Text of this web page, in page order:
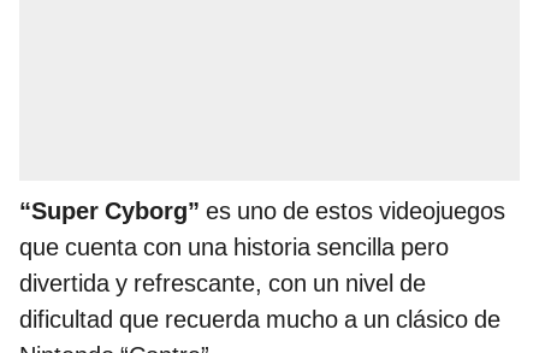
“Super Cyborg” es uno de estos videojuegos
que cuenta con una historia sencilla pero
divertida y refrescante, con un nivel de
dificultad que recuerda mucho a un clásico de